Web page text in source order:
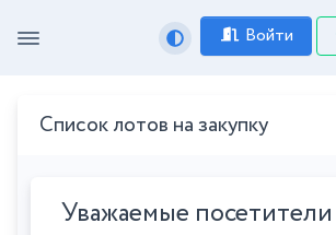
Войти
Список лотов на закупку
Уважаемые посетители